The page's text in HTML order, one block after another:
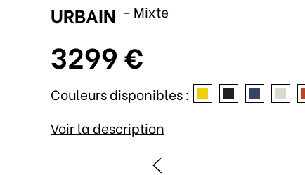
URBAIN - Mixte
3299 €
Couleurs disponibles :
Voir la description